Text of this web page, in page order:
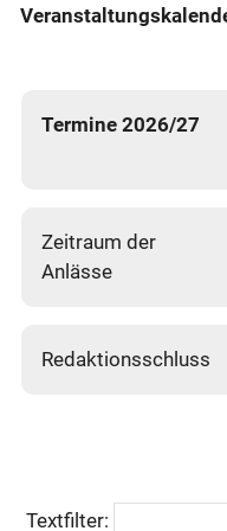
Termine 2026/27
Zeitraum der
Anlässe
Redaktionsschluss
Textfilter: